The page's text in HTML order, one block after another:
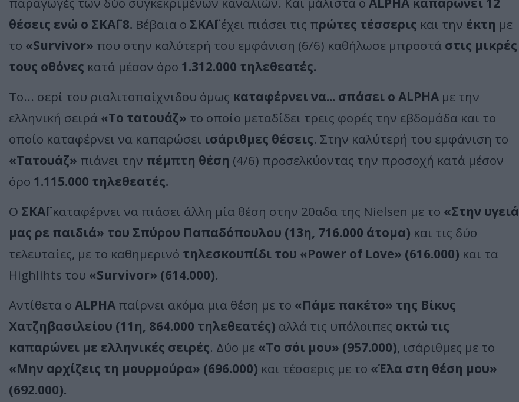
θέσεις ενώ ο ΣΚΑΪ 8. Βέβαια ο ΣΚΑΪέχει πιάσει τις πρώτες τέσσερις και την έκτη με
το «Survivor» που στην καλύτερή του εμφάνιση (6/6) καθήλωσε μπροστά στις μικρές
τους οθόνες κατά μέσον όρο 1.312.000 τηλεθεατές.
Τo... σερί του ριαλιτοπαίχνιδου όμως καταφέρνει να... σπάσει ο ALPHA με την
ελληνική σειρά «Το τατουάζ» το οποίο μεταδίδει τρεις φορές την εβδομάδα και το
οποίο καταφέρνει να καπαρώσει ισάριθμες θέσεις. Στην καλύτερή του εμφάνιση το
«Τατουάζ» πιάνει την πέμπτη θέση (4/6) προσελκύοντας την προσοχή κατά μέσον
όρο 1.115.000 τηλεθεατές.
Ο ΣΚΑΪκαταφέρνει να πιάσει άλλη μία θέση στην 20αδα της Nielsen με το «Στην υγειά
μας ρε παιδιά» του Σπύρου Παπαδόπουλου (13η, 716.000 άτομα) και τις δύο
τελευταίες, με το καθημερινό τηλεσκουπίδι του «Power of Love» (616.000) και τα
Highlihts του «Survivor» (614.000).
Αντίθετα ο ALPHA παίρνει ακόμα μια θέση με το «Πάμε πακέτο» της Βίκυς
Χατζηβασιλείου (11η, 864.000 τηλεθεατές) αλλά τις υπόλοιπες οκτώ τις
καπαρώνει με ελληνικές σειρές. Δύο με «Το σόι μου» (957.000), ισάριθμες με το
«Μην αρχίζεις τη μουρμούρα» (696.000) και τέσσερις με το «Έλα στη θέση μου»
(692.000).